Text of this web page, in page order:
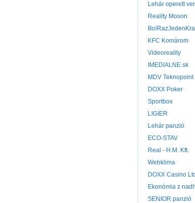
Lehár operett
Reality Moson
KFC Komárom
Videoreality
IMEDIALNE.sk
MDV Teknopoint
DOXX Poker
Sportbox
LIGIER
Lehár panzió
ECO-STAV
Real - H.M. Kft.
Webklima
DOXX Casino
Ekonómia z
SENIOR panzió